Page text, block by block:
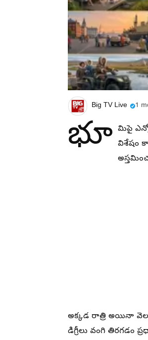
Big TV Live 1
భూ మిపై
విశేషం
అక్కడ రాత్రి అయినా
డిగ్రీలు వంగి తిరగడం